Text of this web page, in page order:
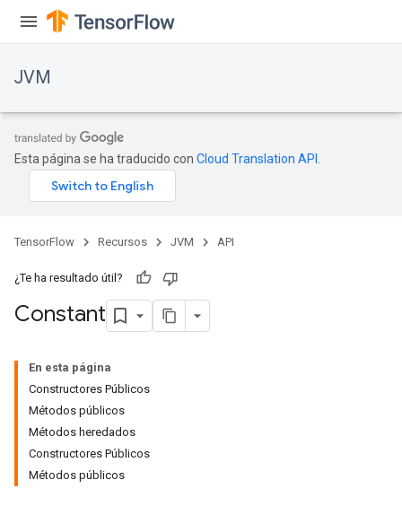
JVM
Esta página se ha traducido con Cloud Translation API
TensorFlow Recursos JVM API
¿Te ha resultado útil?
Constant
En esta página
Constructores Públicos
Métodos públicos
Métodos heredados
Constructores Públicos
Métodos públicos